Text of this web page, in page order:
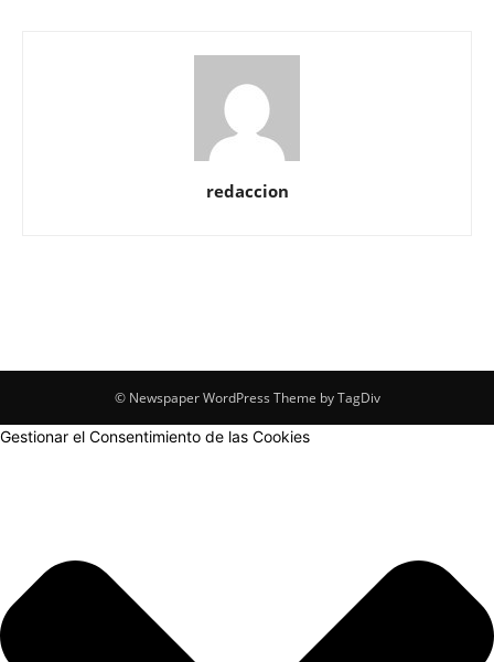
redaccion
© Newspaper WordPress Theme by TagDiv
Gestionar el Consentimiento de las Cookies